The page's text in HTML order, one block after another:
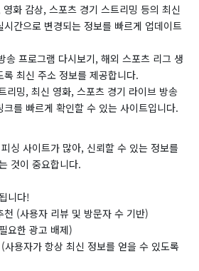
화 감상, 스포츠 경기 스트리밍 등의 최신
간으로 변경되는 정보를 빠르게 업데이트
송 프로그램 다시보기, 해외 스포츠 리그 생
최신 주소 정보를 제공합니다.
리밍, 최신 영화, 스포츠 경기 라이브 방송
를 빠르게 확인할 수 있는 사이트입니다.
싱 사이트가 많아, 신뢰할 수 있는 정보를
것이 중요합니다.
니다!
(사용자 리뷰 및 방문자 수 기반)
요한 광고 배제)
사용자가 항상 최신 정보를 얻을 수 있도록